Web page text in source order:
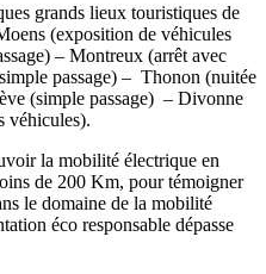
grands lieux touristiques de
(exposition de véhicules
– Montreux (arrêt avec
passage) – Thonon (nuitée
(simple passage) – Divonne
véhicules).
la mobilité électrique en
de 200 Km, pour témoigner
le domaine de la mobilité
éco responsable dépasse